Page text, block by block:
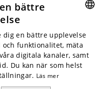
ENGLISH
bättre
dig en bättre upplevelse
funktionalitet, mäta
digitala kanaler, samt
Du kan när som helst
Läs mer